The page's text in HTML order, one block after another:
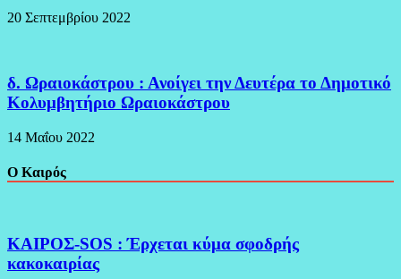
20 Σεπτεμβρίου 2022
δ. Ωραιοκάστρου : Ανοίγει την Δευτέρα το Δημοτικό
Κολυμβητήριο Ωραιοκάστρου
14 Μαΐου 2022
Ο Καιρός
ΚΑΙΡΟΣ-SOS : Έρχεται κύμα σφοδρής
κακοκαιρίας